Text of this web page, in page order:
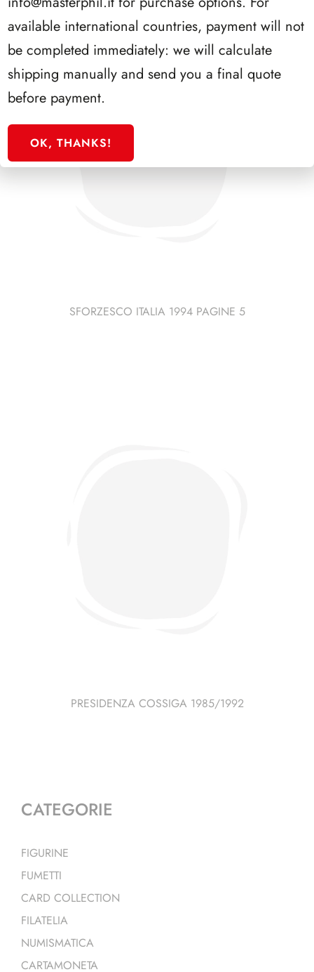
SFORZESCO ITALIA 1994 PAGINE 5
PRESIDENZA COSSIGA 1985/1992
CATEGORIE
FIGURINE
FUMETTI
CARD COLLECTION
FILATELIA
NUMISMATICA
CARTAMONETA
available international countries, payment will not
be completed immediately: we will calculate
shipping manually and send you a final quote
before payment.
OK, THANKS!